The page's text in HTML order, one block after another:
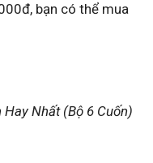
bạn có thể mua
Nhất (Bộ 6 Cuốn)